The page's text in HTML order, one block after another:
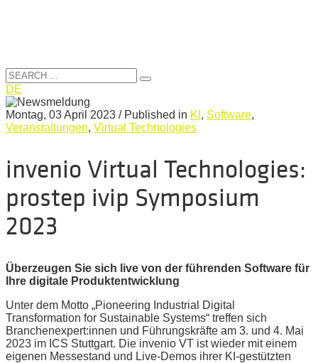
DE
Montag, 03 April 2023 / Published in KI , Software,
Veranstaltungen, Virtual Technologies
invenio Virtual Technologies:
prostep ivip Symposium
2023
Überzeugen Sie sich live von der führenden Software für
Ihre digitale Produktentwicklung
Unter dem Motto „Pioneering Industrial Digital
Transformation for Sustainable Systems“ treffen sich
Branchenexpert:innen und Führungskräfte am 3. und 4. Mai
2023 im ICS Stuttgart. Die invenio VT ist wieder mit einem
eigenen Messestand und Live-Demos ihrer KI-gestützten